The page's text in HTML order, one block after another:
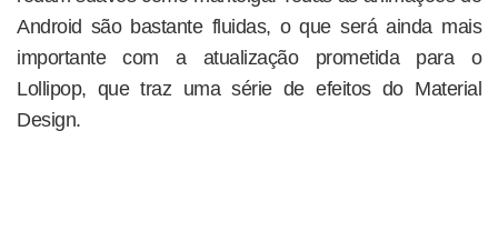
Android são bastante fluidas, o que será ainda mais
importante com a atualização prometida para o
Lollipop, que traz uma série de efeitos do Material
Design.